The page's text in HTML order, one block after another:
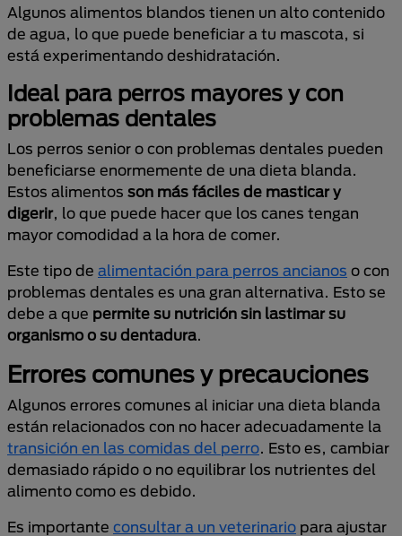
Algunos alimentos blandos tienen un alto contenido
de agua, lo que puede beneficiar a tu mascota, si
está experimentando deshidratación.
Ideal para perros mayores y con
problemas dentales
Los perros senior o con problemas dentales pueden
beneficiarse enormemente de una dieta blanda.
Estos alimentos son más fáciles de masticar y
digerir, lo que puede hacer que los canes tengan
mayor comodidad a la hora de comer.
Este tipo de alimentación para perros ancianos o con
problemas dentales es una gran alternativa. Esto se
debe a que permite su nutrición sin lastimar su
organismo o su dentadura.
Errores comunes y precauciones
Algunos errores comunes al iniciar una dieta blanda
están relacionados con no hacer adecuadamente la
transición en las comidas del perro. Esto es, cambiar
demasiado rápido o no equilibrar los nutrientes del
alimento como es debido.
Es importante consultar a un veterinario para ajustar